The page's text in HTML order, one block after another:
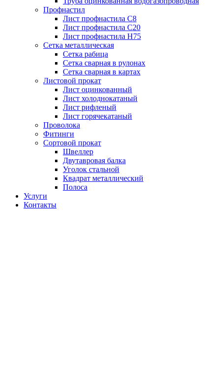
Профнастил
Лист профнастила С8
Лист профнастила С20
Лист профнастила Н75
Сетка металлическая
Сетка рабица
Сетка сварная в рулонах
Сетка сварная в картах
Листовой прокат
Лист оцинкованный
Лист холоднокатаный
Лист рифленый
Лист горячекатаный
Проволока
Фитинги
Сортовой прокат
Швеллер
Двутавровая балка
Уголок стальной
Квадрат металлический
Полоса
Услуги
Контакты